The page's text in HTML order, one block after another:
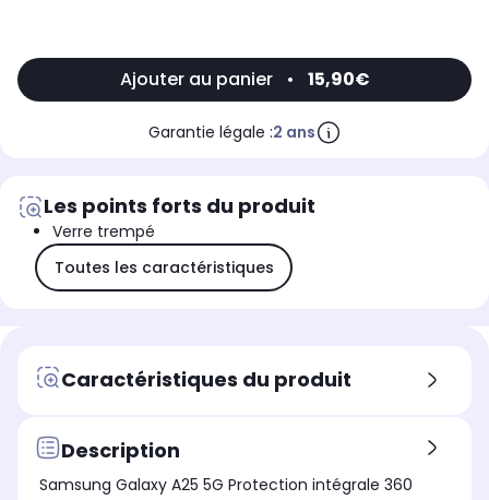
Ajouter au panier • 15,90€
Garantie légale :2 ans
Les points forts du produit
Verre trempé
Toutes les caractéristiques
Caractéristiques du produit
Description
Samsung Galaxy A25 5G Protection intégrale 360